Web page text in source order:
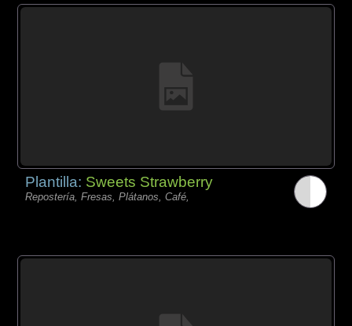
Plantilla: Sweets Strawberry
Repostería, Fresas, Plátanos, Café,